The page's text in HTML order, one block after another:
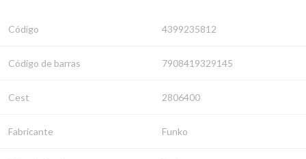
Código 4399235812
Código de barras 7908419329145
Cest 2806400
Fabricante Funko